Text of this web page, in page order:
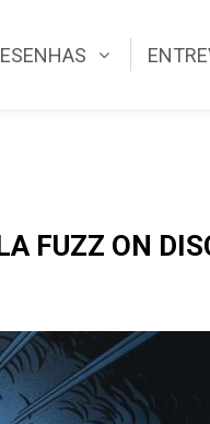
FUZZ ON